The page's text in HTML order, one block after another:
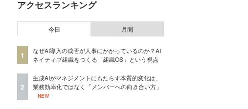
アクセスランキング
今日 月間
1
なぜAI導入の成否が人事にかかっているのか？AI
ネイティブ組織をつくる「組織OS」という視点
2
生成AIがマネジメントにもたらす本質的変化は、
業務効率化ではなく「メンバーへの向き合い方」
NEW